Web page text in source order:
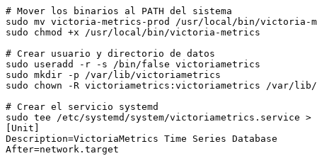
# Mover los binarios al PATH del sistema
sudo mv victoria-metrics-prod /usr/local/bin/victoria-
sudo chmod +x /usr/local/bin/victoria-metrics
# Crear usuario y directorio de datos
sudo useradd -r -s /bin/false victoriametrics
sudo mkdir -p /var/lib/victoriametrics
sudo chown -R victoriametrics:victoriametrics /var/
# Crear el servicio systemd
sudo tee /etc/systemd/system/victoriametrics.service >
[Unit]
Description=VictoriaMetrics Time Series Database
After=network.target